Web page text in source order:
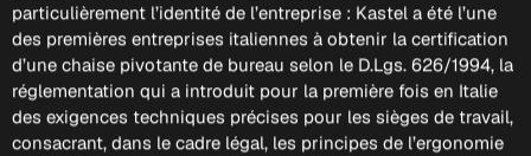
particulièrement l’identité de l’entreprise : Kastel a été l’une
des premières entreprises italiennes à obtenir la certification
d’une chaise pivotante de bureau selon le D.Lgs. 626/1994, la
réglementation qui a introduit pour la première fois en Italie
des exigences techniques précises pour les sièges de travail,
consacrant, dans le cadre légal, les principes de l’ergonomie